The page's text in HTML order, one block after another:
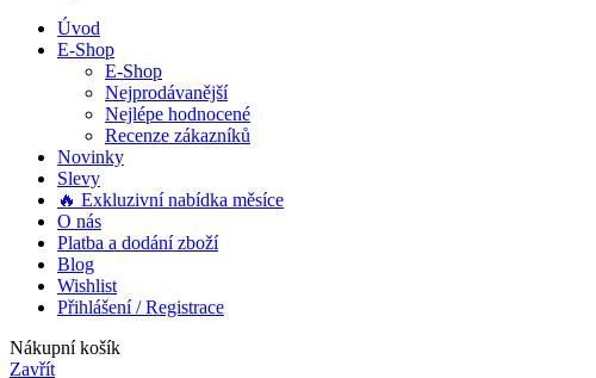
Úvod
E-Shop
E-Shop
Nejprodávanější
Nejlépe hodnocené
Recenze zákazníků
Novinky
Slevy
🔥 Exkluzivní nabídka měsíce
O nás
Platba a dodání zboží
Blog
Wishlist
Přihlášení / Registrace
Nákupní košík
Zavřít